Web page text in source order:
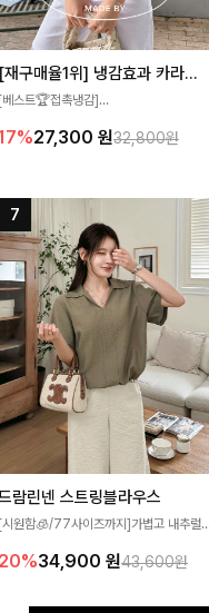
[재구매율1위] 냉감효과 카라니트
[베스트🏆접촉냉감]
고 가벼운 소재감으로 여름에도 시원하게
27,300 원32,800원
람린넨 스트링블라우스
[시원함🧊/77사이즈까지]가볍고 내추럴
없는 슬릿 카라 디자인이 얼굴선을 더욱 시
20%34,900 원43,600원